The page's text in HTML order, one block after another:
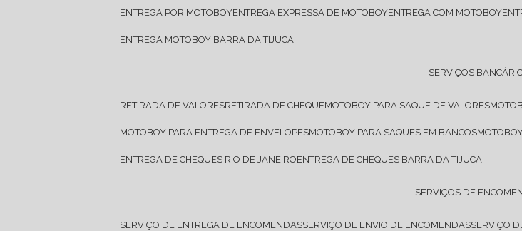
ENTREGA POR MOTOBOY ENTREGA EXPRESSA DE MOTOBOY ENTREGA COM MOTOBOY
ENTREGA MOTOBOY BARRA DA TIJUCA
SERVIÇOS
RETIRADA DE VALORES RETIRADA DE CHEQUE MOTOBOY PARA SAQUE DE VALORES
MOTOBOY PARA ENTREGA DE ENVELOPES MOTOBOY PARA SAQUES EM BANCOS
ENTREGA DE CHEQUES RIO DE JANEIRO ENTREGA DE CHEQUES BARRA DA TIJUCA
SERVIÇOS DE
SERVIÇO DE ENTREGA DE ENCOMENDAS SERVIÇO DE ENVIO DE ENCOMENDAS SERVIÇO